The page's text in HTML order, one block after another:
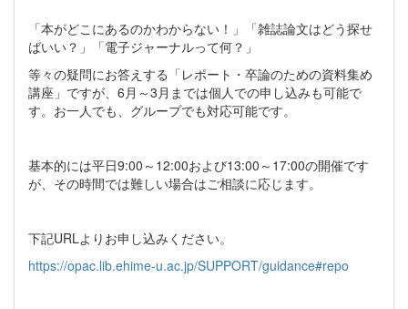
「本がどこにあるのかわからない！」「雑誌論文はどう探せ
ばいい？」「電子ジャーナルって何？」
等々の疑問にお答えする「レポート・卒論のための資料集め
講座」ですが、6月～3月までは個人での申し込みも可能で
す。お一人でも、グループでも対応可能です。
基本的には平日9:00～12:00および13:00～17:00の開催です
が、その時間では難しい場合はご相談に応じます。
下記URLよりお申し込みください。
https://opac.lib.ehime-u.ac.jp/SUPPORT/guidance#repo